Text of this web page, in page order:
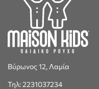
Βύρωνος 12, Λαμία
Τηλ: 2231037234